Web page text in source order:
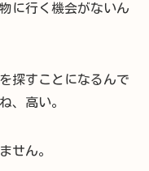
に行く機会がないん
探すことになるんで
、高い。
せん。